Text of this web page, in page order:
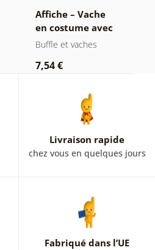
Affiche – Vache
en costume avec
cigare et whisky
Buffle et vaches
7,54 €
Livraison rapide
chez vous en quelques jours
Fabriqué dans l’UE